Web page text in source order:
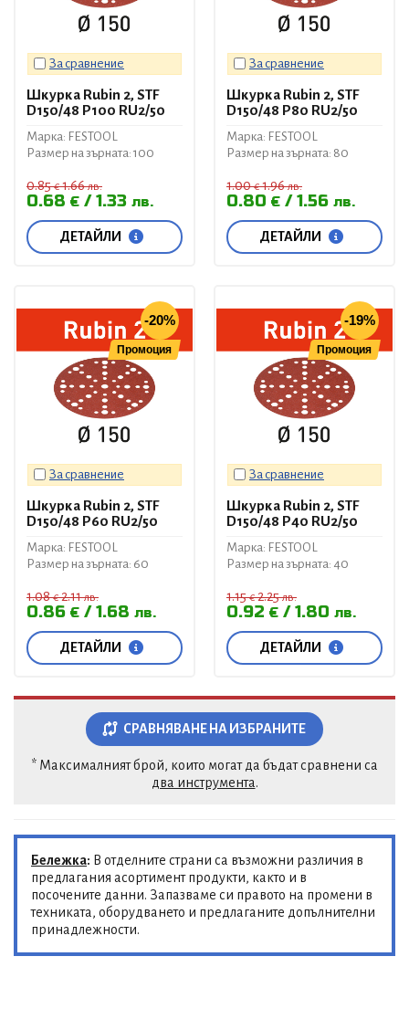
За сравнение
Шкурка Rubin 2, STF
D150/48 P100 RU2/50
Марка: FESTOOL
Размер на зърната: 100
0.85€1.66лв.
0.68 € 1.33 лв.
ДЕТАЙЛИ
За сравнение
Шкурка Rubin 2, STF
D150/48 P80 RU2/50
Марка: FESTOOL
Размер на зърната: 80
1.00€1.96лв.
0.80 € 1.56 лв.
ДЕТАЙЛИ
-20%
Промоция
За сравнение
Шкурка Rubin 2, STF
D150/48 P60 RU2/50
Марка: FESTOOL
Размер на зърната: 60
1.08€2.11лв.
0.86 € 1.68 лв.
ДЕТАЙЛИ
-19%
Промоция
За сравнение
Шкурка Rubin 2, STF
D150/48 P40 RU2/50
Марка: FESTOOL
Размер на зърната: 40
1.15€2.25лв.
0.92 € 1.80 лв.
ДЕТАЙЛИ
СРАВНЯВАНЕ НА ИЗБРАНИТЕ
* Максималният брой, които могат да бъдат сравнени са
два инструмента.
Бележка: В отделните страни са възможни различия в
предлагания асортимент продукти, както и в
посочените данни. Запазваме си правото на промени в
техниката, оборудването и предлаганите допълнителни
принадлежности.